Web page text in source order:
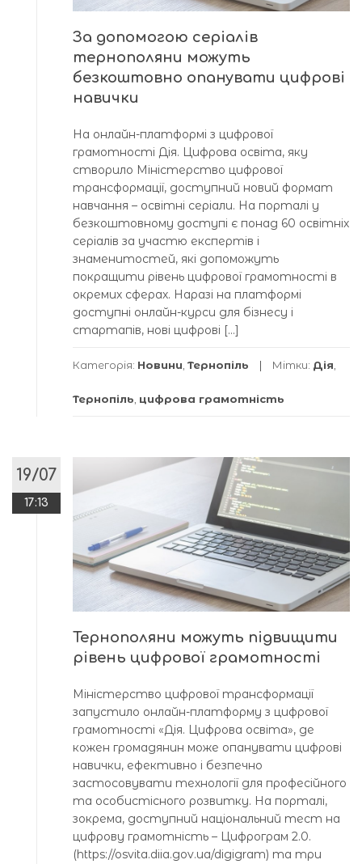
За допомогою серіалів
тернополяни можуть
безкоштовно опанувати цифрові
навички
На онлайн-платформі з цифрової
грамотності Дія. Цифрова освіта, яку
створило Міністерство цифрової
трансформації, доступний новий формат
навчання – освітні серіали. На порталі у
безкоштовному доступі є понад 60 освітніх
серіалів за участю експертів і
знаменитостей, які допоможуть
покращити рівень цифрової грамотності в
окремих сферах. Наразі на платформі
доступні онлайн-курси для бізнесу і
стартапів, нові цифрові […]
Категорія: Новини Тернопіль Мітки: Дія
Тернопіль цифрова грамотність
19/07
17:13
Тернополяни можуть підвищити
рівень цифрової грамотності
Міністерство цифрової трансформації
запустило онлайн-платформу з цифрової
грамотності «Дія. Цифрова освіта», де
кожен громадянин може опанувати цифрові
навички, ефективно і безпечно
застосовувати технології для професійного
та особистісного розвитку. На порталі,
зокрема, доступний національний тест на
цифрову грамотність – Цифрограм 2.0.
(https://osvita.diia.gov.ua/digigram) та три